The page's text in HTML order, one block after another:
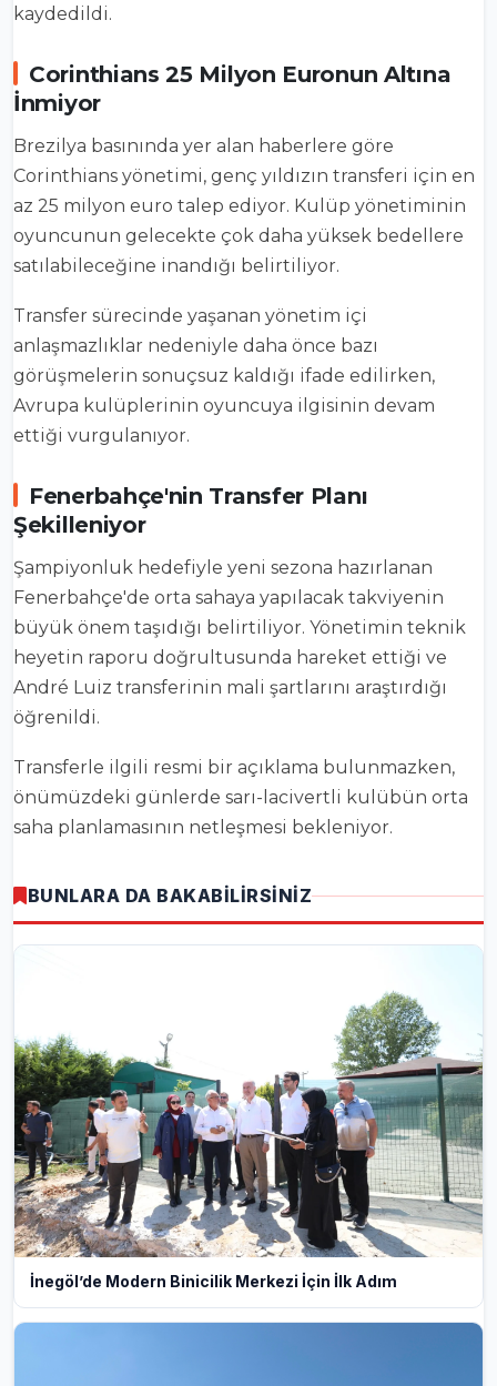
kaydedildi.
Corinthians 25 Milyon Euronun Altına
İnmiyor
Brezilya basınında yer alan haberlere göre
Corinthians yönetimi, genç yıldızın transferi için en
az 25 milyon euro talep ediyor. Kulüp yönetiminin
oyuncunun gelecekte çok daha yüksek bedellere
satılabileceğine inandığı belirtiliyor.
Transfer sürecinde yaşanan yönetim içi
anlaşmazlıklar nedeniyle daha önce bazı
görüşmelerin sonuçsuz kaldığı ifade edilirken,
Avrupa kulüplerinin oyuncuya ilgisinin devam
ettiği vurgulanıyor.
Fenerbahçe'nin Transfer Planı
Şekilleniyor
Şampiyonluk hedefiyle yeni sezona hazırlanan
Fenerbahçe'de orta sahaya yapılacak takviyenin
büyük önem taşıdığı belirtiliyor. Yönetimin teknik
heyetin raporu doğrultusunda hareket ettiği ve
André Luiz transferinin mali şartlarını araştırdığı
öğrenildi.
Transferle ilgili resmi bir açıklama bulunmazken,
önümüzdeki günlerde sarı-lacivertli kulübün orta
saha planlamasının netleşmesi bekleniyor.
BUNLARA DA BAKABİLİRSİNİZ
İnegöl’de Modern Binicilik Merkezi İçin İlk Adım